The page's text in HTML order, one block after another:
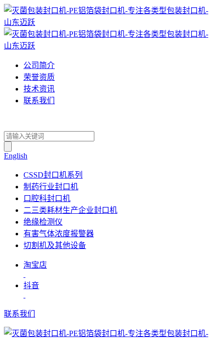
公司简介
荣誉资质
技术资讯
联系我们
English
CSSD封口机系列
制药行业封口机
口腔科封口机
二三类耗材生产企业封口机
绝缘检测仪
有害气体浓度报警器
切割机及其他设备
淘宝店
抖音
联系我们